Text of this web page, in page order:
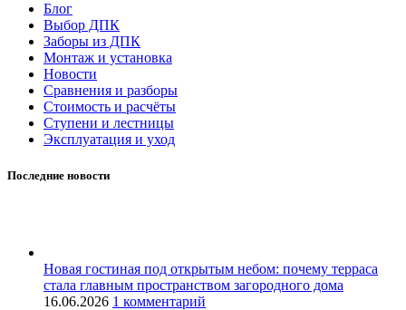
Блог
Выбор ДПК
Заборы из ДПК
Монтаж и установка
Новости
Сравнения и разборы
Стоимость и расчёты
Ступени и лестницы
Эксплуатация и уход
Последние новости
Новая гостиная под открытым небом: почему терраса
стала главным пространством загородного дома
16.06.2026 1 комментарий